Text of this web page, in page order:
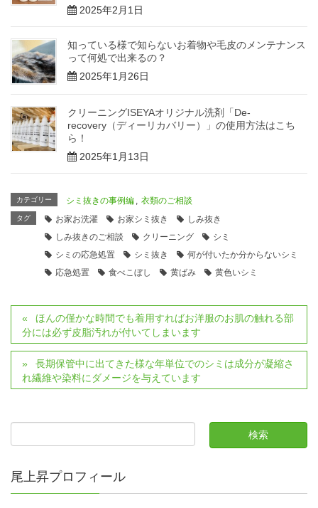
2025年2月1日
知っている様で知らないお着物や毛皮のメンテナンス
って何処で出来るの？
2025年1月26日
クリーニングISEYAオリジナル洗剤「De-
recovery（ディーリカバリー）」の使用方法はこち
ら！
2025年1月13日
カテゴリー シミ抜きの事例編 衣類のご相談
タグ お家お洗濯 お家シミ抜き
しみ抜き
しみ抜きのご相談
クリーニング
シミ
シミの応急処置
シミ抜き
何が付いたか分からないシミ
応急処置
食べこぼし 黄ばみ 黄色いシミ
ほんの僅かな時間でも着用すればお洋服のお肌の触れる部
分には必ず皮脂汚れが付いてしまいます
長期保管中に出てきた様な年単位でのシミは成分が凝縮さ
れ繊維や染料にダメージを与えています
尾上昇プロフィール